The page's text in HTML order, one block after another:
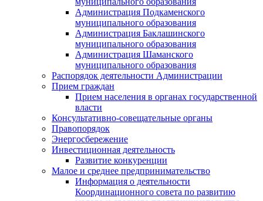
Администрация Подкаменского
муниципального образования
Администрация Баклашинского
муниципального образования
Администрация Шаманского
муниципального образования
Распорядок деятельности Администрации
Прием граждан
Прием населения в органах государственной
власти
Консультативно-совещательные органы
Правопорядок
Энергосбережение
Инвестиционная деятельность
Развитие конкуренции
Малое и среднее предпринимательство
Информация о деятельности
Координационного совета по развитию